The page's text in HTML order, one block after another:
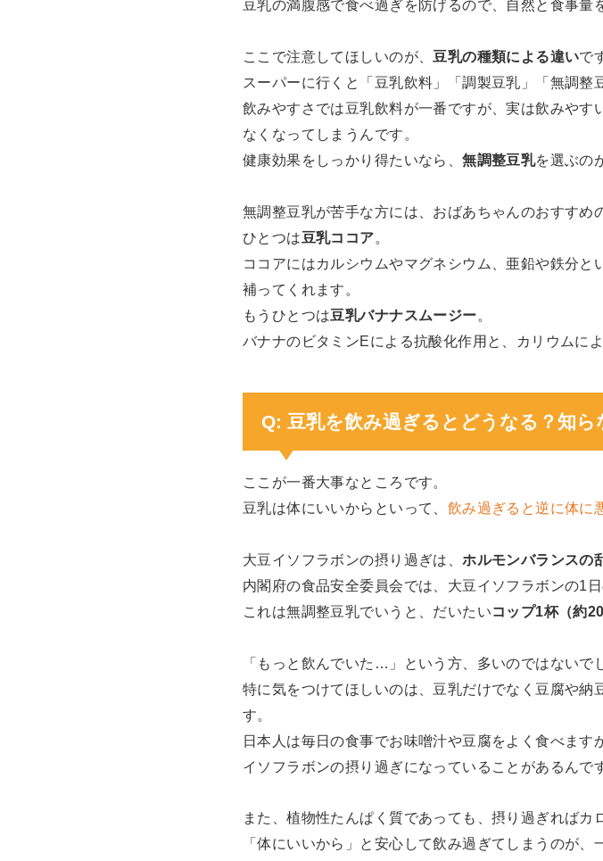
豆乳の満腹感で食べ過ぎを防げるので、自然と食事量
ここで注意してほしいのが、 豆乳の種類による違いで
スーパーに行くと「豆乳飲料」「調製豆乳」「無調整
飲みやすさでは豆乳飲料が一番ですが、実は飲みや
なくなってしまうんです。
健康効果をしっかり得たいなら、無調整豆乳を選ぶの
無調整豆乳が苦手な方には、おばあちゃんのおすすめ
ひとつは豆乳ココア。
ココアにはカルシウムやマグネシウム、亜鉛や鉄分
補ってくれます。
もうひとつは豆乳バナナスムージー。
バナナのビタミンEによる抗酸化作用と、カリウムに
Q: 豆乳を飲み過ぎるとどうなる？知ら
ここが一番大事なところです。
豆乳は体にいいからといって、 飲み過ぎると逆に体に
大豆イソフラボンの摂り過ぎは、ホルモンバランスの
内閣府の食品安全委員会では、大豆イソフラボンの1
これは無調整豆乳でいうと、だいたいコップ1杯（約
「もっと飲んでいた…」という方、多いのではないで
特に気をつけてほしいのは、豆乳だけでなく豆腐や納
す。
日本人は毎日の食事でお味噌汁や豆腐をよく食べま
イソフラボンの摂り過ぎになっていることがあるんで
また、植物性たんぱく質であっても、摂り過ぎればカ
「体にいいから」と安心して飲み過ぎてしまうのが、